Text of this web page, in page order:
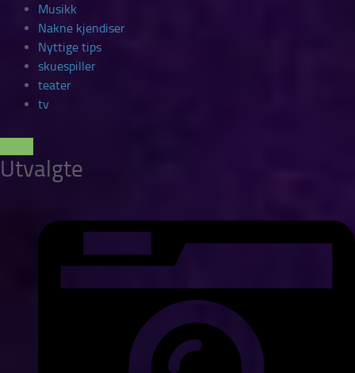
Musikk
Nakne kjendiser
Nyttige tips
skuespiller
teater
tv
Utvalgte